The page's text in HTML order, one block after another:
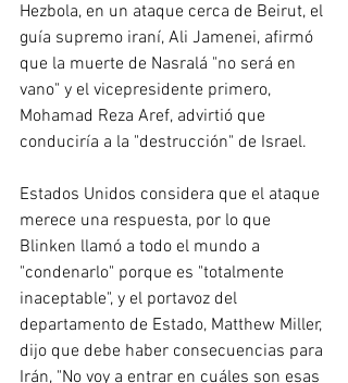
Hezbola, en un ataque cerca de Beirut, el
guía supremo iraní, Ali Jamenei, afirmó
que la muerte de Nasralá "no será en
vano" y el vicepresidente primero,
Mohamad Reza Aref, advirtió que
conduciría a la "destrucción" de Israel.
Estados Unidos considera que el ataque
merece una respuesta, por lo que
Blinken llamó a todo el mundo a
"condenarlo" porque es "totalmente
inaceptable", y el portavoz del
departamento de Estado, Matthew Miller,
dijo que debe haber consecuencias para
Irán, "No voy a entrar en cuáles son esas